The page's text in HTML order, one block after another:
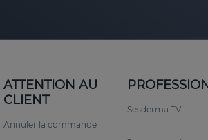
rétinol et propionate de
ATTENTION AU
CLIENT
Annuler la commande
Sesderma TV